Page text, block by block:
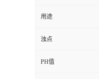
用途
浊点
PH值